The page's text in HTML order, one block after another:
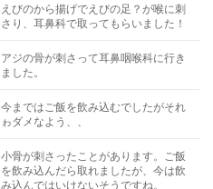
えびのから揚げでえびの足？が喉に刺
さり、耳鼻科で取ってもらいました！
アジの骨が刺さって耳鼻咽喉科に行き
ました。
今まではご飯を飲み込むでしたがそれ
ゎダメなよう、、
小骨が刺さったことがあります。ご飯
を飲み込んだら取れましたが、今は飲
み込んではいけないそうですね。